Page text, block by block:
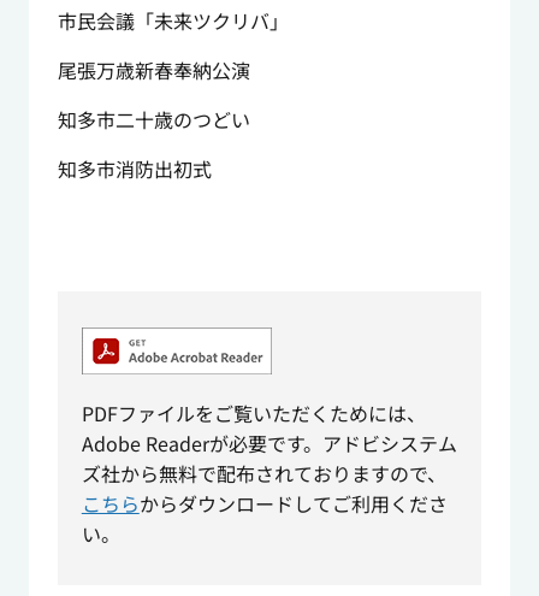
市民会議「未来ツクリバ」
尾張万歳新春奉納公演
知多市二十歳のつどい
知多市消防出初式
PDFファイルをご覧いただくためには、
Adobe Readerが必要です。アドビシステム
ズ社から無料で配布されておりますので、
こちらからダウンロードしてご利用くださ
い。